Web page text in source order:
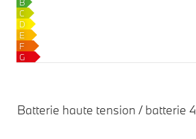
C
D
E
F
G
Batterie haute tension / batterie